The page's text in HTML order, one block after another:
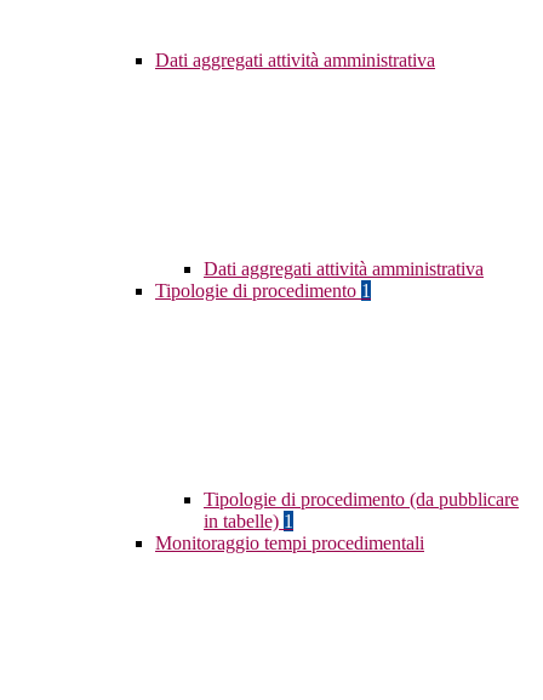
Dati aggregati attività amministrativa
Dati aggregati attività amministrativa
Tipologie di procedimento 1
Tipologie di procedimento (da pubblicare
in tabelle) 1
Monitoraggio tempi procedimentali